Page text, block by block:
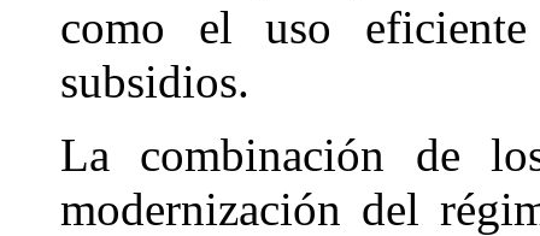
como el uso
subsidios.
La combinación de
modernización del